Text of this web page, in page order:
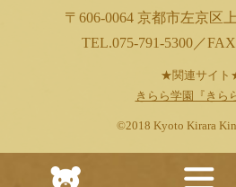
〒606-0064 京都市左京区
TEL.075-791-5300／
★関連サイ
きらら学園『きら
©2018 Kyoto Kirara